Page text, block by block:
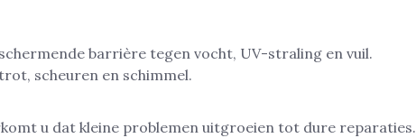
barrière tegen vocht, UV-straling en vuil.
scheuren en schimmel.
u dat kleine problemen uitgroeien tot dure reparaties.